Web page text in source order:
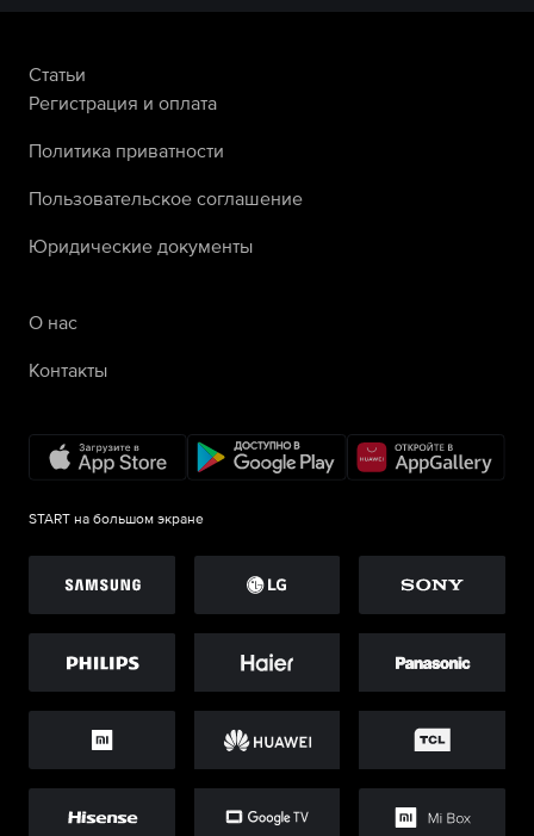
Статьи
Регистрация и оплата
Политика приватности
Пользовательское соглашение
Юридические документы
О нас
Контакты
START на большом экране